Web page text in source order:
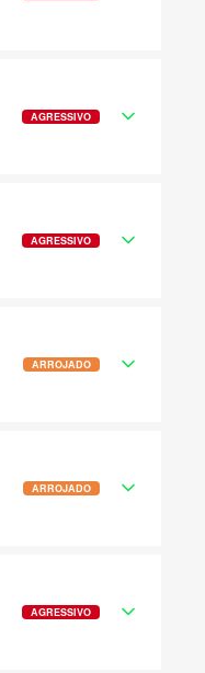
AGRESSIVO
AGRESSIVO
ARROJADO
ARROJADO
AGRESSIVO